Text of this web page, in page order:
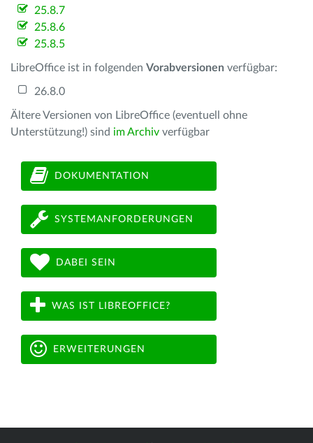
25.8.7
25.8.6
25.8.5
LibreOffice ist in folgenden Vorabversionen verfügbar:
26.8.0
Ältere Versionen von LibreOffice (eventuell ohne
Unterstützung!) sind im Archiv verfügbar
DOKUMENTATION
SYSTEMANFORDERUNGEN
DABEI SEIN
WAS IST LIBREOFFICE?
ERWEITERUNGEN